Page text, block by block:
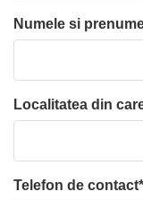
Numele si
Localitatea din
Telefon de